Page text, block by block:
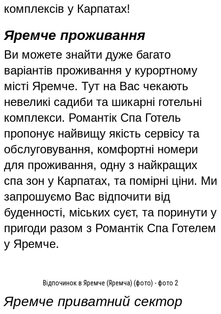
комплексів у Карпатах!
Яремче проживання
Ви можете знайти дуже багато
варіантів проживання у курортному
місті Яремче. Тут на Вас чекають
невеликі садиби та шикарні готельні
комплекси. Романтік Спа Готель
пропонує найвищу якість сервісу та
обслуговування, комфортні номери
для проживання, одну з найкращих
спа зон у Карпатах, та помірні ціни. Ми
запрошуємо Вас відпочити від
буденності, міських суєт, та поринути у
пригоди разом з Романтік Спа Готелем
у Яремче.
Відпочинок в Яремче (Яремча) (фото) - фото 2
Яремче приватний сектор